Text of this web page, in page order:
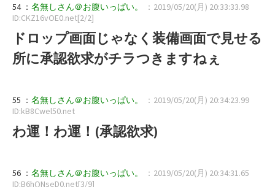
54 ： 名無しさん＠お腹いっぱい。
：2019/05/20(月) 20:33:33.98
ID:CKZ16vOE0.net[2/2]
ドロップ画面じゃなく装備画面で見せる
所に承認欲求がチラつきますねぇ
55 ： 名無しさん＠お腹いっぱい。
：2019/05/20(月) 20:34:23.99
ID:kB8Cwel50.net
わ運！わ運！(承認欲求)
56 ： 名無しさん＠お腹いっぱい。
：2019/05/20(月) 20:34:31.65
ID:B6hQNseD0.net[3/9]